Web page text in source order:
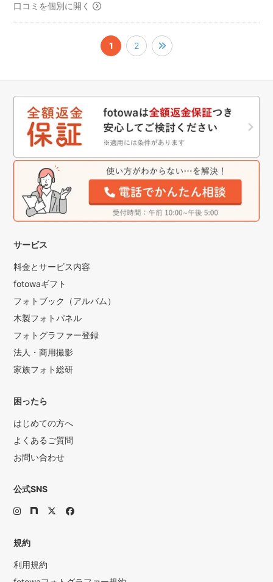
が、その際も丁寧にご対応いただき、回復後改めて撮影いただ
撮影中はこちらの希望のイメージに添って色々と良い場所をピ
た。
幼い息子はなかなか大人が思う場所でじっとするのは難しく、
動き回ってばかりでしたが、
関本様が粘り強く臨機応変にアングルを変えたり移動しながら
撮ってくださり、可愛い写真が沢山いただけました。
普段は写真を撮っても、子ども単体が多く、大人が写ってもど
ちらか片方(もう片方が撮影)なので、家族みんなで素敵な写真、
自然な写真を沢山残していただけて本当に嬉しかったです。
また何か記念写真を撮る際は関本様にお願いしたいと思いまし
た！
本当にありがとうございました！！
口コミを個別に開く
1 2
サービス
料金とサービス内容
fotowaギフト
フォトブック（アルバム）
木製フォトパネル
フォトグラファー登録
法人・商用撮影
家族フォト総研
困ったら
はじめての方へ
よくあるご質問
お問い合わせ
公式SNS
規約
利用規約